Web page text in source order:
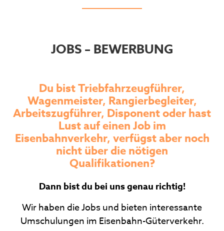
JOBS – BEWERBUNG
Du bist Triebfahrzeugführer,
Wagenmeister, Rangierbegleiter,
Arbeitszugführer, Disponent oder hast
Lust auf einen Job im
Eisenbahnverkehr, verfügst aber noch
nicht über die nötigen
Qualifikationen?
Dann bist du bei uns genau richtig!
Wir haben die Jobs und bieten interessante
Umschulungen im Eisenbahn-Güterverkehr.